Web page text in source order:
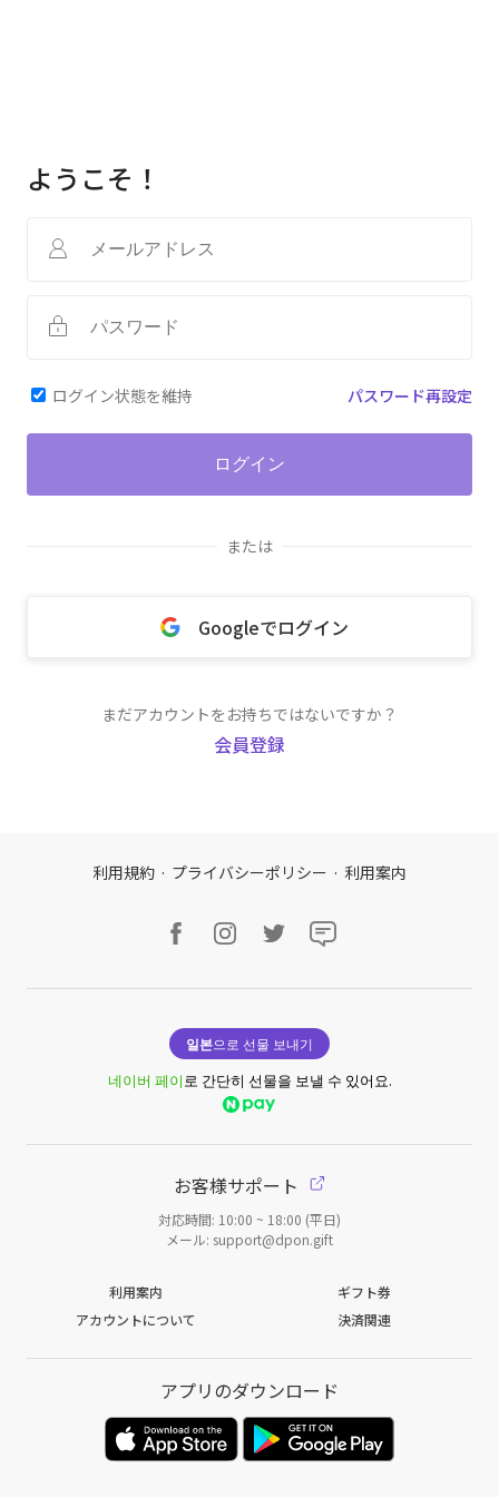
ようこそ！
ログイン状態を維持 パスワード再設定
ログイン
または
Googleでログイン
まだアカウントをお持ちではないですか？
会員登録
利用規約 · プライバシーポリシー · 利用案内
일본으로 선물 보내기
네이버 페이로 간단히 선물을 보낼 수 있어요.
お客様サポート
対応時間: 10:00 ~ 18:00 (平日)
メール: support@dpon.gift
利用案内
ギフト券
アカウントについて
決済関連
アプリのダウンロード